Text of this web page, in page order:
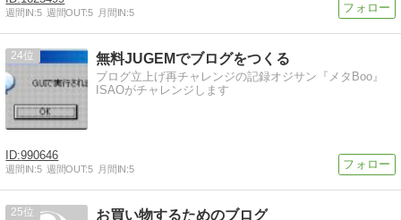
週間IN:5 週間OUT:5 月間IN:5
24 無料JUGEMでブログをつくる
ブログ立上げ再チャレンジの記録オジサン『メタBoo』
ISAOがチャレンジします
990646
週間IN:5 週間OUT:5 月間IN:5
25 お買い物するためのブログ